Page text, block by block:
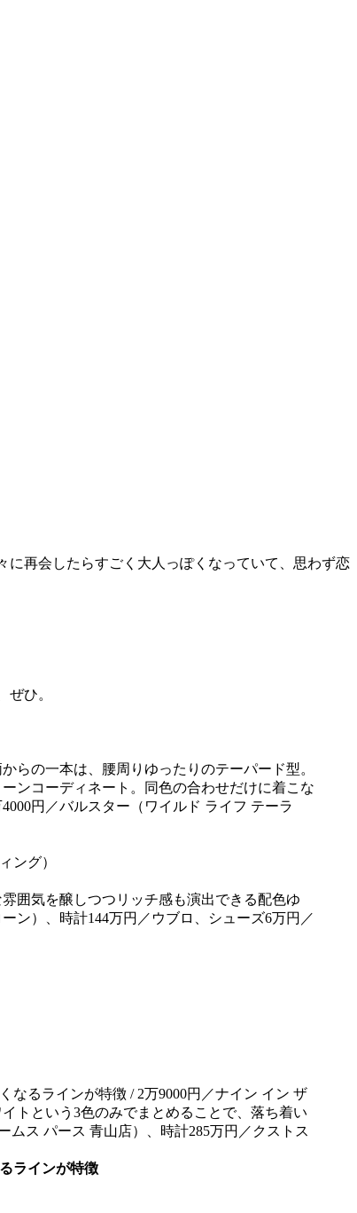
再会したらすごく大人っぽくなっていて、思わず恋
ひ。
ング）
囲気を醸しつつリッチ感も演出できる配色ゆ
ン）、時計144万円／ウブロ、シューズ6万円／
ラインが特徴